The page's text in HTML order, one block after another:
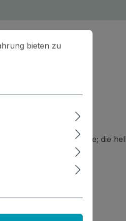
in der Schablone; die
bieten zu können.
Mehr
bieten zu